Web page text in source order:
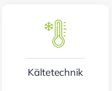
Kältetechnik